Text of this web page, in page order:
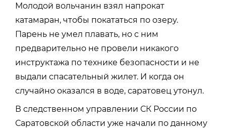
Молодой вольчанин взял напрокат
катамаран, чтобы покататься по озеру.
Парень не умел плавать, но с ним
предварительно не провели никакого
инструктажа по технике безопасности и не
выдали спасательный жилет. И когда он
случайно оказался в воде, саратовец утонул.
В следственном управлении СК России по
Саратовской области уже начали по данному